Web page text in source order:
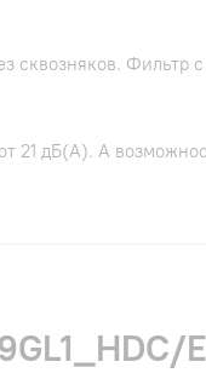
сквозняков. Фильтр
дБ(А). А